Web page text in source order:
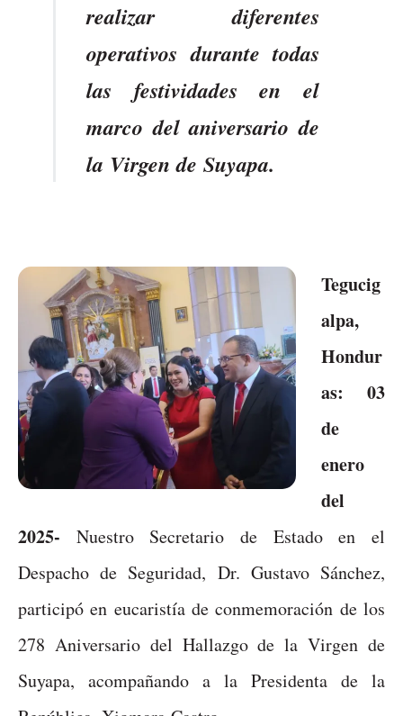
realizar diferentes
operativos durante todas
las festividades en el
marco del aniversario de
la Virgen de Suyapa.
Tegucig
alpa,
Hondur
as: 03
de
enero
del
2025- Nuestro Secretario de Estado en el
Despacho de Seguridad, Dr. Gustavo Sánchez,
participó en eucaristía de conmemoración de los
278 Aniversario del Hallazgo de la Virgen de
Suyapa, acompañando a la Presidenta de la